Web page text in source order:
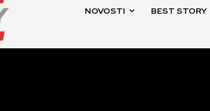
NOVOSTI BEST STORY